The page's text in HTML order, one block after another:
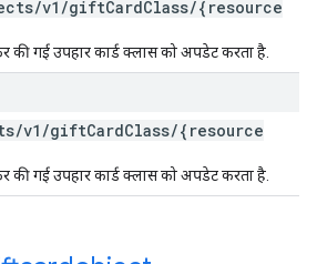
/v1 /giftCardClass/{resource
की गई उपहार कार्ड क्लास को अपडेट करता है.
/v1 /giftCardClass/{resource
की गई उपहार कार्ड क्लास को अपडेट करता है.